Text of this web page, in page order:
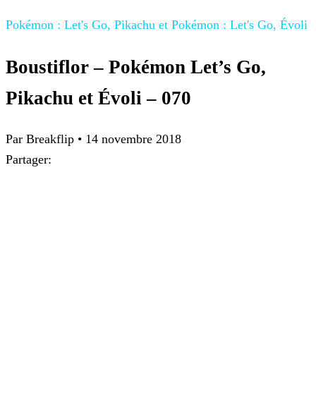
Pokémon : Let's Go, Pikachu et Pokémon : Let's Go, Évoli
Boustiflor – Pokémon Let’s Go,
Pikachu et Évoli – 070
Par Breakflip • 14 novembre 2018
Partager: